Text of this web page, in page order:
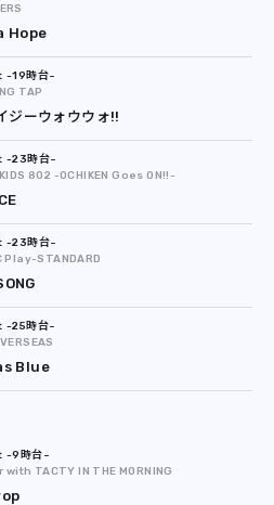
Hope
-19時台
TAP
ジーウォウウォ!!
-23時台
802 -OCHIKEN Goes ON!!-
-23時台
Play-STANDARD
-25時台
Blue
-9時台
TACTY IN THE MORNING